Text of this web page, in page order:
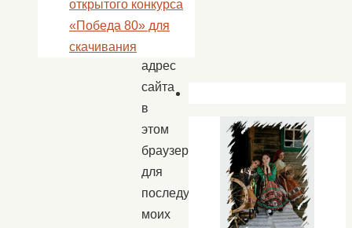
email
адрес
сайта
в
этом
браузере
для
последующих
моих
открытого конкурса
«Победа 80» для
скачивания